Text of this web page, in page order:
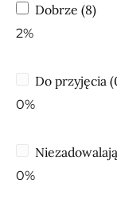
Dobrze (8)
2%
Do przyjęcia
0%
0%